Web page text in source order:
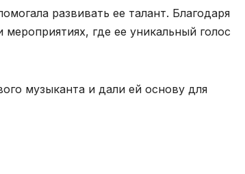
развивать ее талант. Благодаря
где ее уникальный голос
музыканта и дали ей основу для